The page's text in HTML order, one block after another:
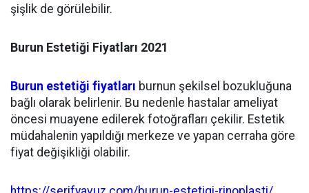
şişlik de görülebilir.
Burun Estetiği Fiyatları 2021
Burun estetiği fiyatları burnun şekilsel bozukluğuna
bağlı olarak belirlenir. Bu nedenle hastalar ameliyat
öncesi muayene edilerek fotoğrafları çekilir. Estetik
müdahalenin yapıldığı merkeze ve yapan cerraha göre
fiyat değişikliği olabilir.